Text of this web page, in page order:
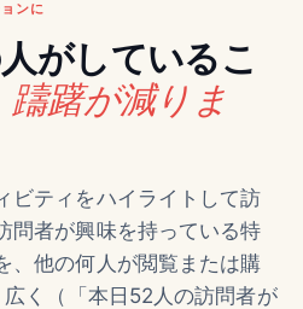
ンに
がしているこ
躊躇が減りま
ビティをハイライトして訪
問者が興味を持っている特
、他の何人が閲覧または購
く（「本日52人の訪問者が